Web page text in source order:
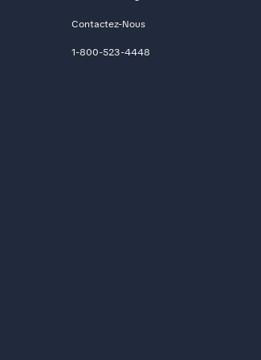
Contactez-Nous
1-800-523-4448